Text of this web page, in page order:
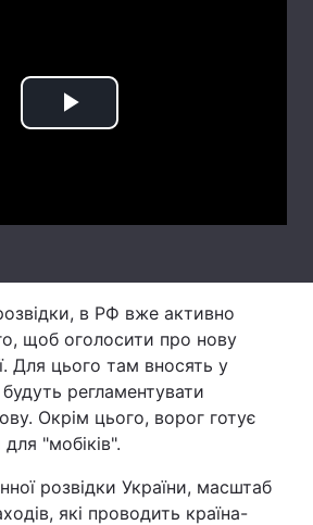
Play
в РФ вже активно
щоб оголосити про нову
Для цього там вносять у
регламентувати
Окрім цього, ворог готує
"мобіків".
розвідки України, масштаб
які проводить країна-